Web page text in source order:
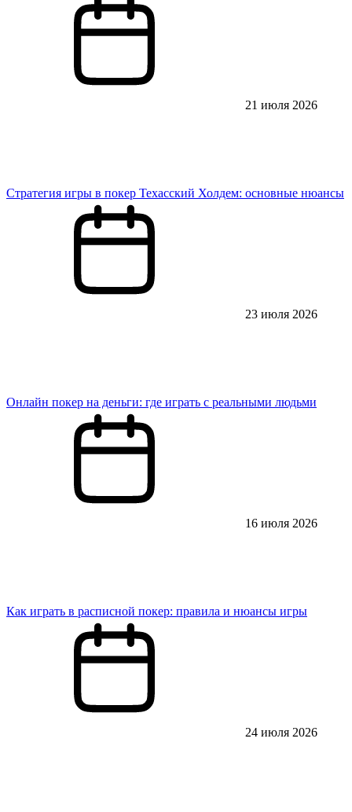
21 июля 2026
Стратегия игры в покер Техасский Холдем: основные нюансы
23 июля 2026
Онлайн покер на деньги: где играть с реальными людьми
16 июля 2026
Как играть в расписной покер: правила и нюансы игры
24 июля 2026